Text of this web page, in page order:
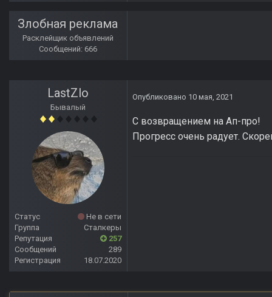
Злобная реклама
Расклейщик объявлений
Сообщений: 666
LastZlo
Бывалый
Статус
Не в сети
Группа
Сталкеры
Репутация
257
Сообщений
289
Регистрация
18.07.2020
Опубликовано 10 мая, 2021
С возвращением на Ап-про!
Прогресс очень радует.